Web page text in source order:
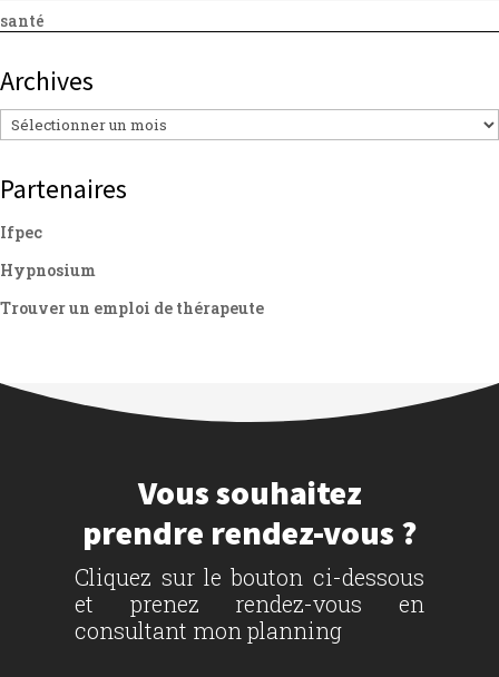
santé
Archives
Archives
Partenaires
Ifpec
Hypnosium
Trouver un emploi de thérapeute
Vous souhaitez
prendre rendez-vous ?
Cliquez sur le bouton ci-dessous
et prenez rendez-vous en
consultant mon planning